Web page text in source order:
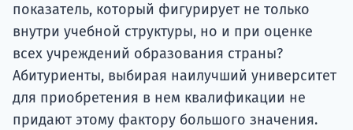
показатель, который фигурирует не только
внутри учебной структуры, но и при оценке
всех учреждений образования страны?
Абитуриенты, выбирая наилучший университет
для приобретения в нем квалификации не
придают этому фактору большого значения.